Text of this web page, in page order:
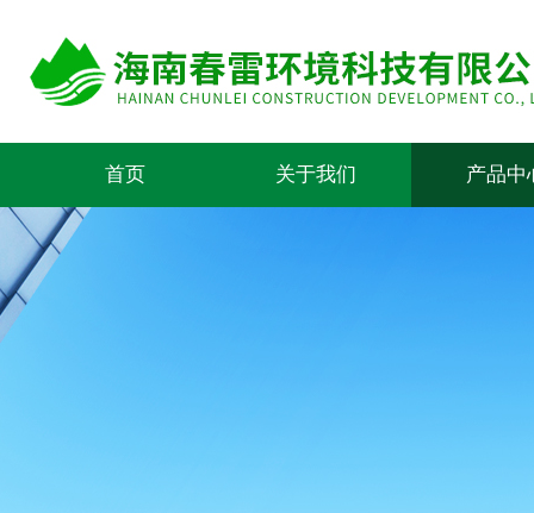
首页 关于我们 产品中